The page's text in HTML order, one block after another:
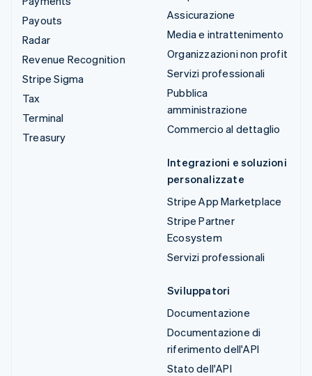
Payouts
Radar
Revenue Recognition
Stripe Sigma
Tax
Terminal
Treasury
Assicurazione
Media e intrattenimento
Organizzazioni non profit
Servizi professionali
Pubblica
amministrazione
Commercio al dettaglio
Integrazioni e soluzioni
personalizzate
Stripe App Marketplace
Stripe Partner
Ecosystem
Servizi professionali
Sviluppatori
Documentazione
Documentazione di
riferimento dell'API
Stato dell'API